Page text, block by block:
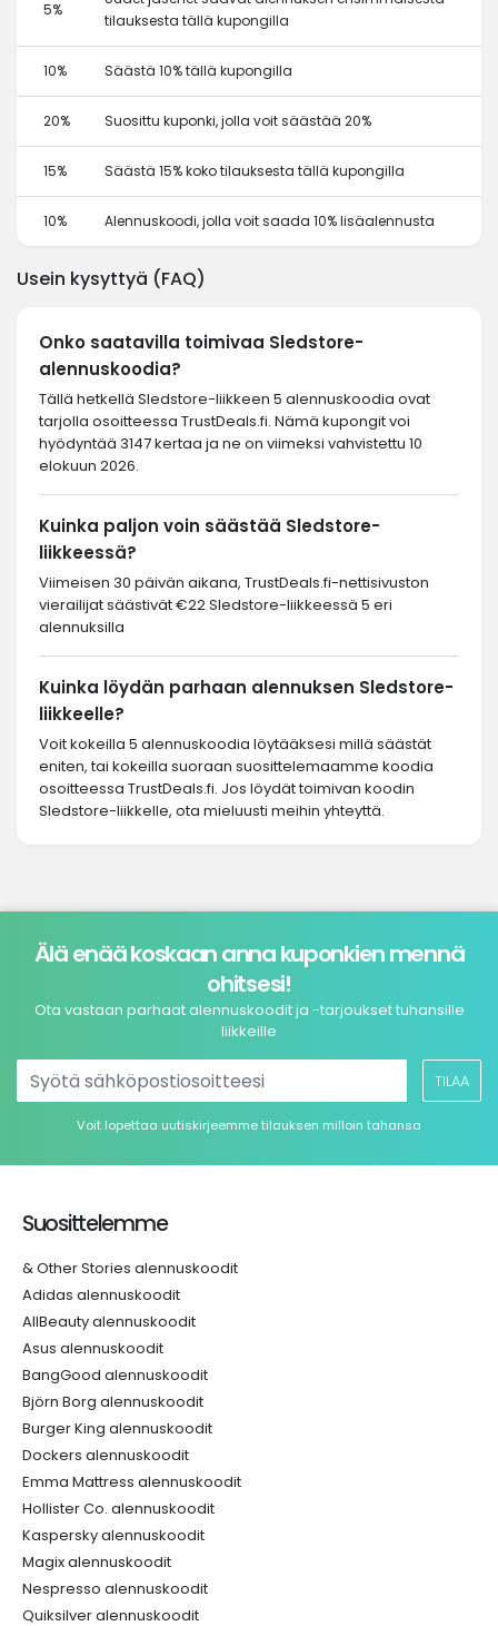
5%
tilauksesta tällä kupongilla
10% Säästä 10% tällä kupongilla
20% Suosittu kuponki, jolla voit säästää 20%
15% Säästä 15% koko tilauksesta tällä kupongilla
10% Alennuskoodi, jolla voit saada 10% lisäalennusta
Usein kysyttyä (FAQ)
Onko saatavilla toimivaa Sledstore-
alennuskoodia?
Tällä hetkellä Sledstore-liikkeen 5 alennuskoodia ovat
tarjolla osoitteessa TrustDeals.fi. Nämä kupongit voi
hyödyntää 3147 kertaa ja ne on viimeksi vahvistettu 10
elokuun 2026.
Kuinka paljon voin säästää Sledstore-
liikkeessä?
Viimeisen 30 päivän aikana, TrustDeals.fi-nettisivuston
vierailijat säästivät €22 Sledstore-liikkeessä 5 eri
alennuksilla
Kuinka löydän parhaan alennuksen Sledstore-
liikkeelle?
Voit kokeilla 5 alennuskoodia löytääksesi millä säästät
eniten, tai kokeilla suoraan suosittelemaamme koodia
osoitteessa TrustDeals.fi. Jos löydät toimivan koodin
Sledstore-liikkelle, ota mieluusti meihin yhteyttä.
Älä enää koskaan anna kuponkien mennä
ohitsesi!
Ota vastaan parhaat alennuskoodit ja -tarjoukset tuhansille
liikkeille
TILAA
Voit lopettaa uutiskirjeemme tilauksen milloin tahansa
Suosittelemme
& Other Stories alennuskoodit
Adidas alennuskoodit
AllBeauty alennuskoodit
Asus alennuskoodit
BangGood alennuskoodit
Björn Borg alennuskoodit
Burger King alennuskoodit
Dockers alennuskoodit
Emma Mattress alennuskoodit
Hollister Co. alennuskoodit
Kaspersky alennuskoodit
Magix alennuskoodit
Nespresso alennuskoodit
Quiksilver alennuskoodit